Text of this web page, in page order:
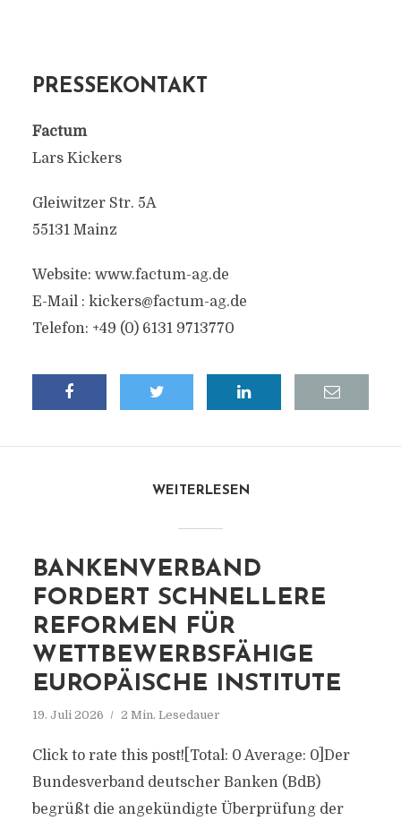
PRESSEKONTAKT
Factum
Lars Kickers
Gleiwitzer Str. 5A
55131 Mainz
Website: www.factum-ag.de
E-Mail : kickers@factum-ag.de
Telefon: +49 (0) 6131 9713770
WEITERLESEN
BANKENVERBAND
FORDERT SCHNELLERE
REFORMEN FÜR
WETTBEWERBSFÄHIGE
EUROPÄISCHE INSTITUTE
19. Juli 2026 2 Min. Lesedauer
Click to rate this post![Total: 0 Average: 0]Der
Bundesverband deutscher Banken (BdB)
begrüßt die angekündigte Überprüfung der